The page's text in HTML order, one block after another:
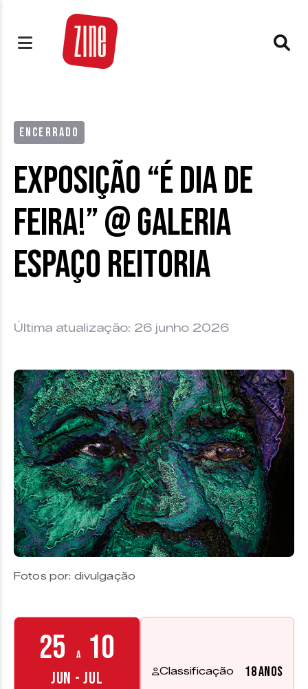
ENCERRADO
Exposição “É Dia de
Feira!” @ Galeria
Espaço Reitoria
Última atualização: 26 junho 2026
Fotos por: divulgação
25 a 10
JUN - JUL Classificação 18 anos